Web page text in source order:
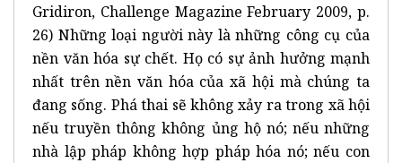
Gridiron, Challenge Magazine February 2009, p.
26) Những loại người này là những công cụ của
nền văn hóa sự chết. Họ có sự ảnh hưởng mạnh
nhất trên nền văn hóa của xã hội mà chúng ta
đang sống. Phá thai sẽ không xảy ra trong xã hội
nếu truyền thông không ủng hộ nó; nếu những
nhà lập pháp không hợp pháp hóa nó; nếu con